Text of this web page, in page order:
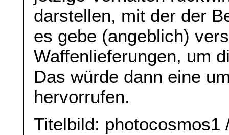
darstellen, mit der der
es gebe (angeblich)
Waffenlieferungen, um
Das würde dann eine
hervorrufen.
Titelbild: photocosmos1